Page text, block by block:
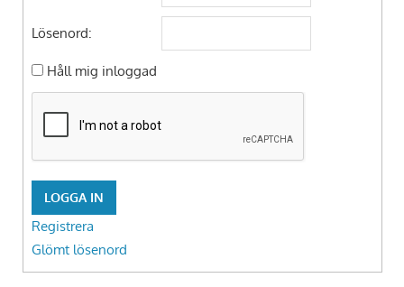
Lösenord:
Håll mig inloggad
LOGGA IN
Registrera
Glömt lösenord